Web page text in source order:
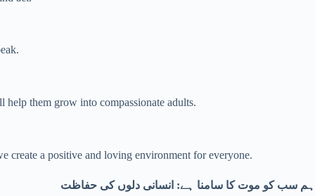
them grow into compassionate adults.
create a positive and loving environment for everyone.
ہم سب کو موت کا سامنا ہے: انسانی دلوں کی حفاظت